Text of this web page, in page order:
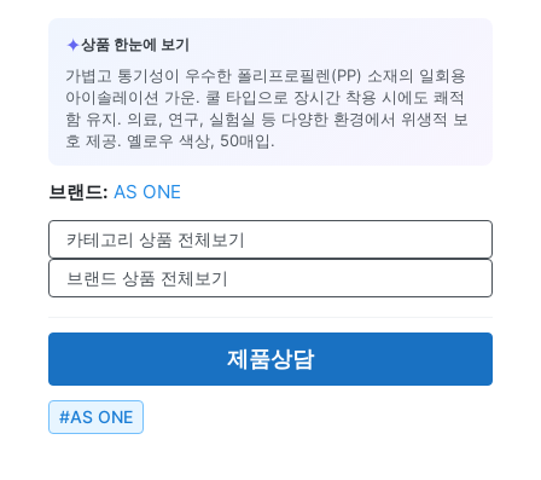
✦상품 한눈에 보기
가볍고 통기성이 우수한 폴리프로필렌(PP) 소재의 일회용
아이솔레이션 가운. 쿨 타입으로 장시간 착용 시에도 쾌적
함 유지. 의료, 연구, 실험실 등 다양한 환경에서 위생적 보
호 제공. 옐로우 색상, 50매입.
브랜드: AS ONE
카테고리 상품 전체보기
브랜드 상품 전체보기
제품상담
#AS ONE